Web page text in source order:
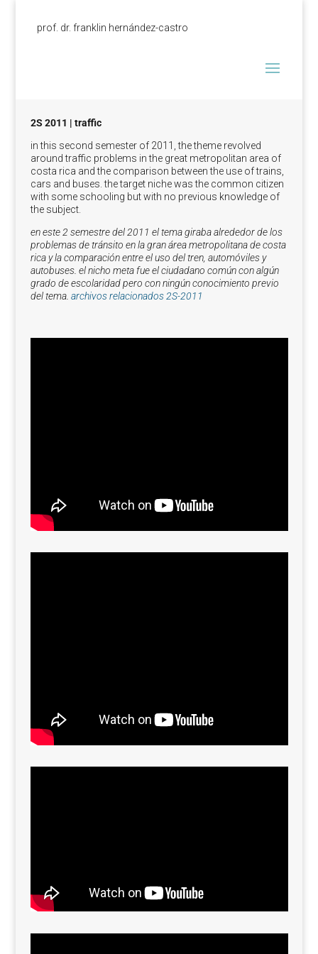
prof. dr. franklin hernández-castro
2S 2011 | traffic
in this second semester of 2011, the theme revolved
around traffic problems in the great metropolitan area of
costa rica and the comparison between the use of trains,
cars and buses. the target niche was the common citizen
with some schooling but with no previous knowledge of
the subject.
en este 2 semestre del 2011 el tema giraba alrededor de los
problemas de tránsito en la gran área metropolitana de costa
rica y la comparación entre el uso del tren, automóviles y
autobuses. el nicho meta fue el ciudadano común con algún
grado de escolaridad pero con ningún conocimiento previo
del tema. archivos relacionados 2S-2011